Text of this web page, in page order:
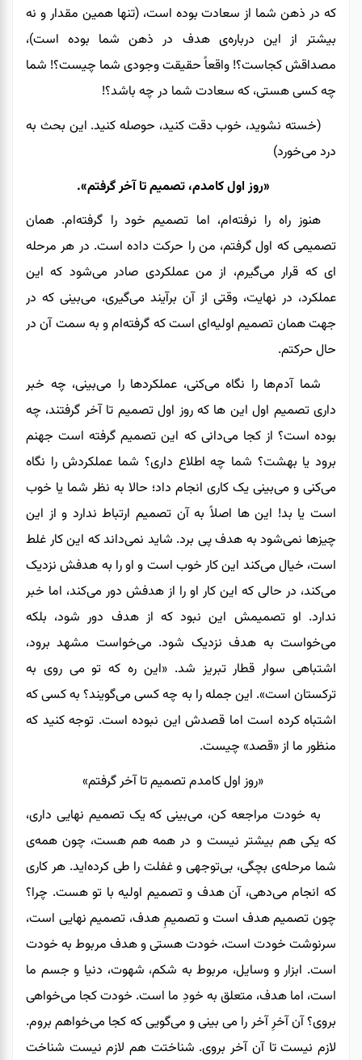
که در ذهن شما از سعادت بوده است، (تنها همین مقدار و نه
بیشتر از این درباره‌ی هدف در ذهن شما بوده است)،
مصداقش کجاست؟! واقعاً حقیقت وجودی شما چیست؟! شما
چه کسی هستی، که سعادت شما در چه باشد؟!
(خسته نشوید، خوب دقت کنید، حوصله کنید. این بحث به
درد می‌خورد)
«روز اول کامدم، تصمیم تا آخر گرفتم».
هنوز راه را نرفته‌ام، اما تصمیم خود را گرفته‌ام. همان
تصمیمی که اول گرفتم، من را حرکت داده است. در هر مرحله
ای که قرار می‌گیرم، از من عملکردی صادر می‌شود که این
عملکرد، در نهایت، وقتی از آن برآیند می‌گیری، می‌بینی که در
جهت همان تصمیم اولیه‌ای است که گرفته‌ام و به سمت آن در
حال حرکتم.
شما آدم‌ها را نگاه می‌کنی، عملکردها را می‌بینی، چه خبر
داری تصمیم اول این ها که روز اول تصمیم تا آخر گرفتند، چه
بوده است؟ از کجا می‌دانی که این تصمیم گرفته است جهنم
برود یا بهشت؟ شما چه اطلاع داری؟ شما عملکردش را نگاه
می‌کنی و می‌بینی یک کاری انجام داد؛ حالا به نظر شما یا خوب
است یا بد! این ها اصلاً به آن تصمیم ارتباط ندارد و از این
چیزها نمی‌شود به هدف پی برد. شاید نمی‌داند که این کار غلط
است، خیال می‌کند این کار خوب است و او را به هدفش نزدیک
می‌کند، در حالی که این کار او را از هدفش دور می‌کند، اما خبر
ندارد. او تصمیمش این نبود که از هدف دور شود، بلکه
می‌خواست به هدف نزدیک شود. می‌خواست مشهد برود،
اشتباهی سوار قطار تبریز شد. «این ره که تو می روی به
ترکستان است». این جمله را به چه کسی می‌گویند؟ به کسی که
اشتباه کرده است اما قصدش این نبوده است. توجه کنید که
منظور ما از «قصد» چیست.
«روز اول کامدم تصمیم تا آخر گرفتم»
به خودت مراجعه کن، می‌بینی که یک تصمیم نهایی داری،
که یکی هم بیشتر نیست و در همه هم هست، چون همه‌ی
شما مرحله‌ی بچگی، بی‌توجهی و غفلت را طی کرده‌اید. هر کاری
که انجام می‌دهی، آن هدف و تصمیم اولیه با تو هست. چرا؟
چون تصمیم هدف است و تصمیمِ هدف، تصمیم نهایی است،
سرنوشت خودت است، خودت هستی و هدف مربوط به خودت
است. ابزار و وسایل، مربوط به شکم، شهوت، دنیا و جسم ما
است، اما هدف، متعلق به خودِ ما است. خودت کجا می‌خواهی
بروی؟ آن آخرِ آخر را می بینی و می‌گویی که کجا می‌خواهم بروم.
لازم نیست تا آن آخر بروی. شناختت هم لازم نیست شناخت